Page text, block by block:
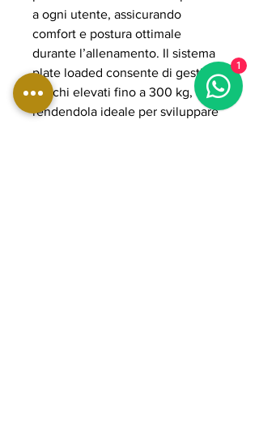
a ogni utente, assicurando
comfort e postura ottimale
durante l’allenamento. Il sistema
plate loaded consente di gestire
carichi elevati fino a 300 kg,
rendendola ideale per sviluppare
1